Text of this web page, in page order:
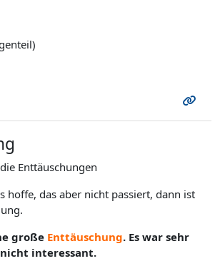
Enttäuschungen
hoffe, das aber nicht passiert, dann ist
große Enttäuschung. Es war sehr
interessant.